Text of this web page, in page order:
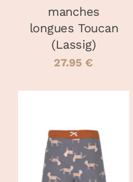
SUR
LA
PAGE
DU
PRODUIT
manches
longues Toucan
(Lassig)
27.95€
CHOIX DES
OPTIONS
CE
PRODUIT
/
DÉTAILS